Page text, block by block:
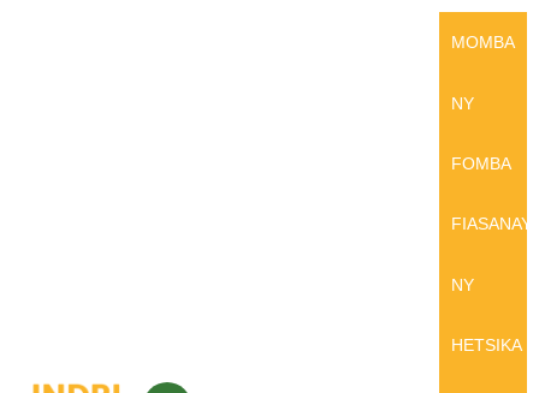
MOMBA
NY
FOMBA
FIASANAY
NY
HETSIKA